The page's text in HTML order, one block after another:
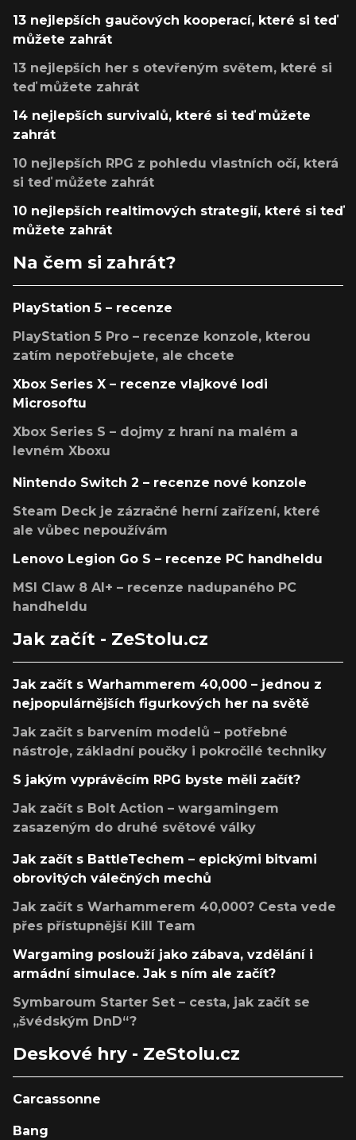
13 nejlepších gaučových kooperací, které si teď
můžete zahrát
13 nejlepších her s otevřeným světem, které si
teď můžete zahrát
14 nejlepších survivalů, které si teď můžete
zahrát
10 nejlepších RPG z pohledu vlastních očí, která
si teď můžete zahrát
10 nejlepších realtimových strategií, které si teď
můžete zahrát
Na čem si zahrát?
PlayStation 5 – recenze
PlayStation 5 Pro – recenze konzole, kterou
zatím nepotřebujete, ale chcete
Xbox Series X – recenze vlajkové lodi
Microsoftu
Xbox Series S – dojmy z hraní na malém a
levném Xboxu
Nintendo Switch 2 – recenze nové konzole
Steam Deck je zázračné herní zařízení, které
ale vůbec nepoužívám
Lenovo Legion Go S – recenze PC handheldu
MSI Claw 8 AI+ – recenze nadupaného PC
handheldu
Jak začít - ZeStolu.cz
Jak začít s Warhammerem 40,000 – jednou z
nejpopulárnějších figurkových her na světě
Jak začít s barvením modelů – potřebné
nástroje, základní poučky i pokročilé techniky
S jakým vyprávěcím RPG byste měli začít?
Jak začít s Bolt Action – wargamingem
zasazeným do druhé světové války
Jak začít s BattleTechem – epickými bitvami
obrovitých válečných mechů
Jak začít s Warhammerem 40,000? Cesta vede
přes přístupnější Kill Team
Wargaming poslouží jako zábava, vzdělání i
armádní simulace. Jak s ním ale začít?
Symbaroum Starter Set – cesta, jak začít se
„švédským DnD“?
Deskové hry - ZeStolu.cz
Carcassonne
Bang